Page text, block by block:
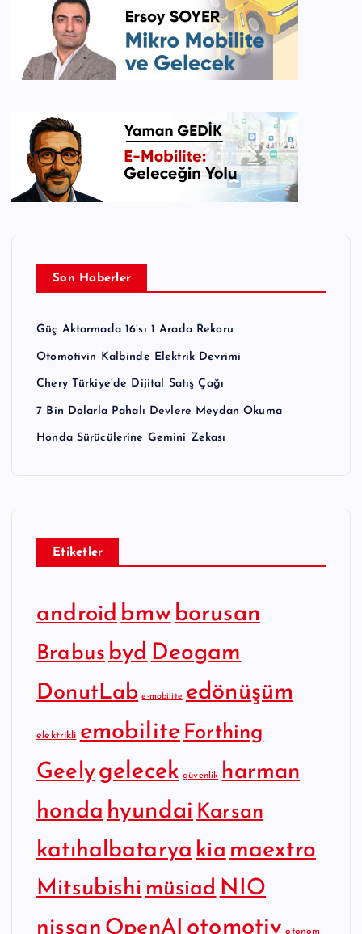
Son Haberler
Güç Aktarmada 16’sı 1 Arada Rekoru
Otomotivin Kalbinde Elektrik Devrimi
Chery Türkiye’de Dijital Satış Çağı
7 Bin Dolarla Pahalı Devlere Meydan Okuma
Honda Sürücülerine Gemini Zekası
Etiketler
android bmw borusan
Brabus byd Deogam
DonutLab e-mobilite edönüşüm
elektrikli emobilite Forthing
Geelygelecek güvenlik harman
honda hyundai Karsan
katıhalbatarya kia maextro
Mitsubishi müsiad NIO
nissan OpenAI otomotiv otonom